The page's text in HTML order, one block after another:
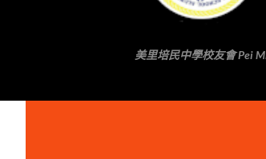
美里培民中學校友會 Pei